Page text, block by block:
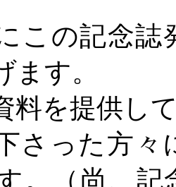
この記念誌
ます。
を提供し
さった方
。（尚、